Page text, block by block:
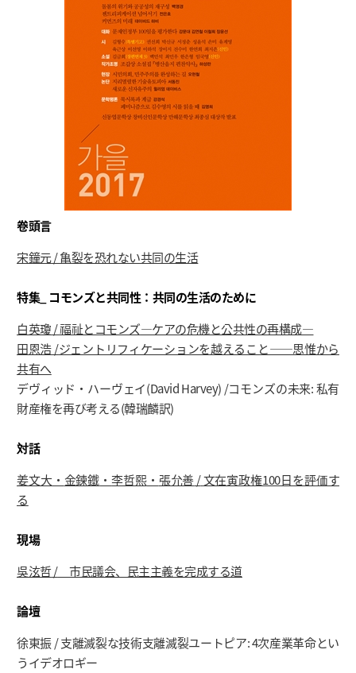
卷頭言
宋鐘元/亀裂を恐れない共同の生活
特集_ コモンズと共同性：共同の生活のために
白英瓊/福祉とコモンズ―ケアの危機と公共性の再構成―
田恩浩/ジェントリフィケーションを越えること――思惟から
共有へ
デヴィッド・ハーヴェイ(David Harvey) /コモンズの未来: 私有
財産権を再び考える(韓瑞麟訳)
対話
姜文大 ・ 金鍊鐵 ・李哲熙・ 張允善/文在寅政権100日を評価す
る
現場
吳泫哲/市民議会、民主主義を完成する道
論壇
徐東振 / 支離滅裂な技術支離滅裂ユートピア: 4次産業革命とい
うイデオロギー